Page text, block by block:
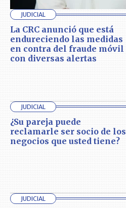
JUDICIAL
La CRC anunció que está
endureciendo las medidas
en contra del fraude móvil
con diversas alertas
JUDICIAL
¿Su pareja puede
reclamarle ser socio de los
negocios que usted tiene?
JUDICIAL